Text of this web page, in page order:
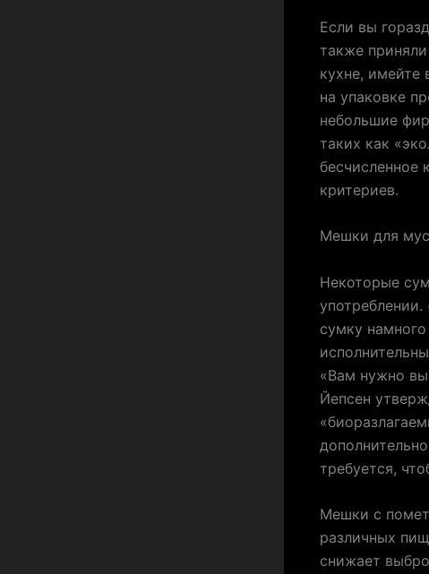
Если вы
также
кухне, имейте
на упаковке
небольшие
таких как
бесчисленное
критериев.
Мешки для
Некоторые
сумку
«Вам нужно
Йепсен
требуется,
Мешки с
различных
снижает